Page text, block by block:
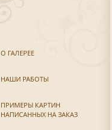
О ГАЛЕРЕЕ
НАШИ РАБОТЫ
ПРИМЕРЫ КАРТИН
НАПИСАННЫХ НА ЗАКАЗ